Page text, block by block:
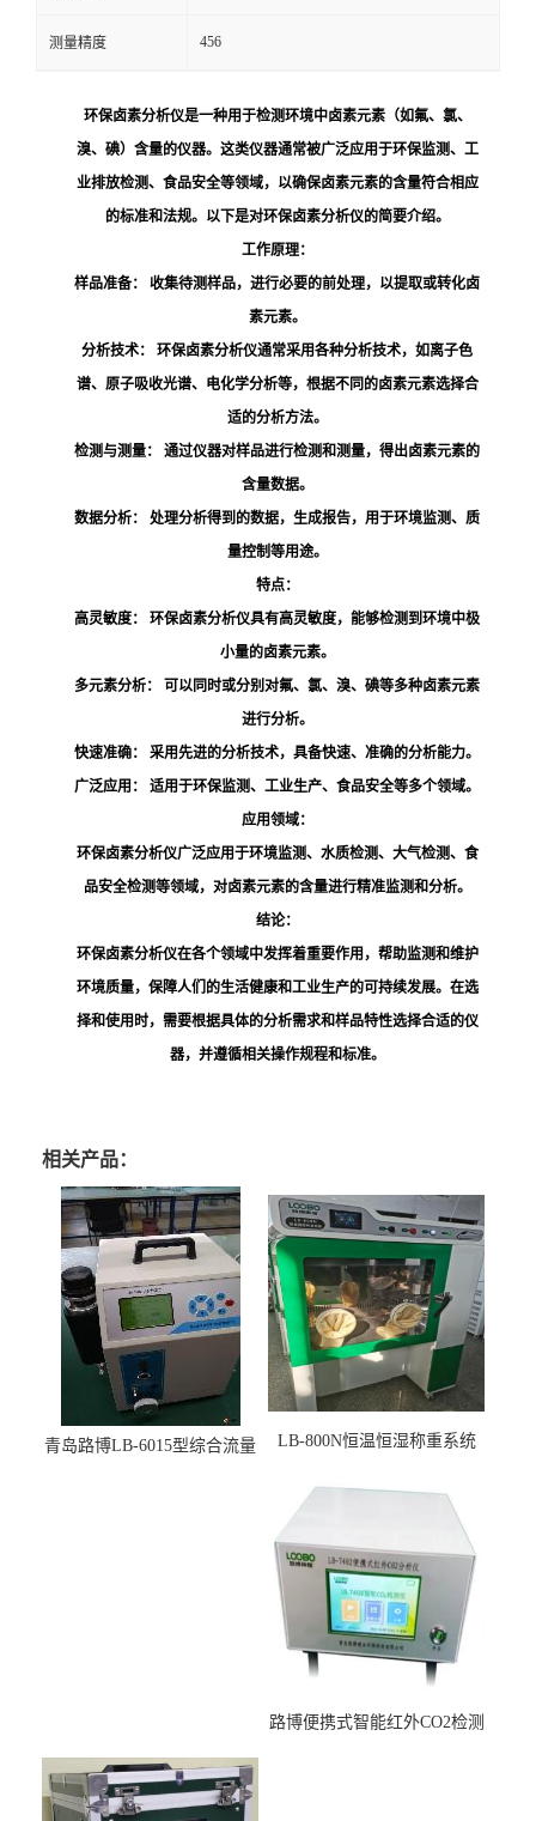
测量精度 456
环保卤素分析仪是一种用于检测环境中卤素元素（如氟、氯、
溴、碘）含量的仪器。这类仪器通常被广泛应用于环保监测、工
业排放检测、食品安全等领域，以确保卤素元素的含量符合相应
的标准和法规。以下是对环保卤素分析仪的简要介绍。
工作原理：
样品准备：
收集待测样品，进行必要的前处理，以提取或转化卤
素元素。
分析技术：
环保卤素分析仪通常采用各种分析技术，如离子色
谱、原子吸收光谱、电化学分析等，根据不同的卤素元素选择合
适的分析方法。
检测与测量：
通过仪器对样品进行检测和测量，得出卤素元素的
含量数据。
数据分析：
处理分析得到的数据，生成报告，用于环境监测、质
量控制等用途。
特点：
高灵敏度：
环保卤素分析仪具有高灵敏度，能够检测到环境中极
小量的卤素元素。
多元素分析：
可以同时或分别对氟、氯、溴、碘等多种卤素元素
进行分析。
快速准确：
采用先进的分析技术，具备快速、准确的分析能力。
广泛应用：
适用于环保监测、工业生产、食品安全等多个领域。
应用领域：
环保卤素分析仪广泛应用于环境监测、水质检测、大气检测、食
品安全检测等领域，对卤素元素的含量进行精准监测和分析。
结论：
环保卤素分析仪在各个领域中发挥着重要作用，帮助监测和维护
环境质量，保障人们的生活健康和工业生产的可持续发展。在选
择和使用时，需要根据具体的分析需求和样品特性选择合适的仪
器，并遵循相关操作规程和标准。
相关产品：
青岛路博LB-6015型综合流量
LB-800N恒温恒湿称重系统
路博便携式智能红外CO2检测